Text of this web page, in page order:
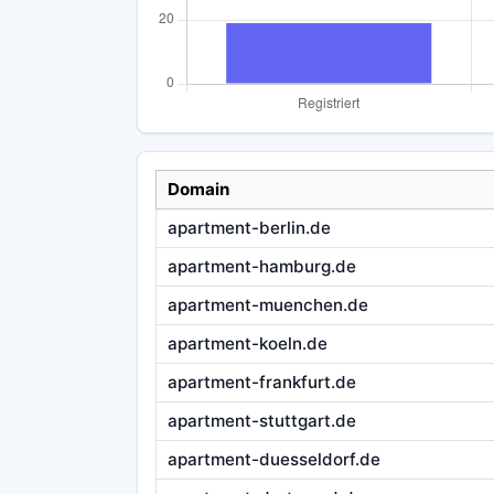
Domain
apartment-berlin.de
apartment-hamburg.de
apartment-muenchen.de
apartment-koeln.de
apartment-frankfurt.de
apartment-stuttgart.de
apartment-duesseldorf.de